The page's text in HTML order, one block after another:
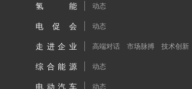
氢能 动态
电促会 动态
走进企业 高端对话 市场脉搏 技术创新
综合能源 动态
电动汽车 动态